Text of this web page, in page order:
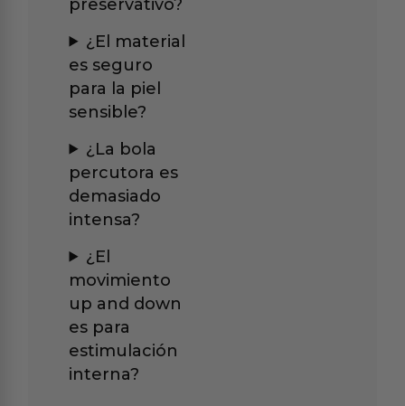
preservativo?
¿El material
es seguro
para la piel
sensible?
¿La bola
percutora es
demasiado
intensa?
¿El
movimiento
up and down
es para
estimulación
interna?